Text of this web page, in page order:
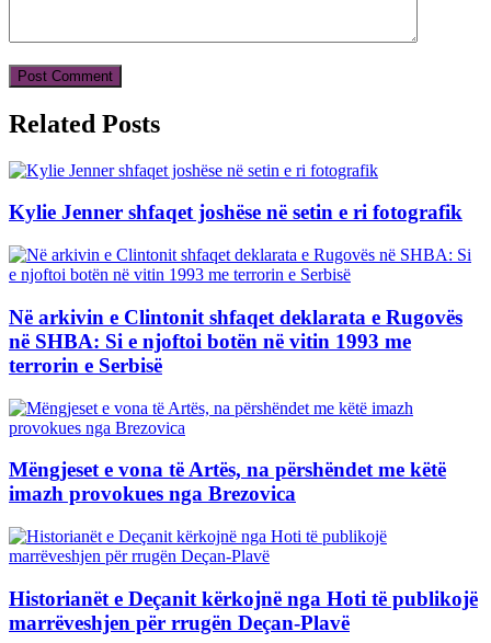
Related Posts
Kylie Jenner shfaqet joshëse në setin e ri fotografik
Në arkivin e Clintonit shfaqet deklarata e Rugovës
në SHBA: Si e njoftoi botën në vitin 1993 me
terrorin e Serbisë
Mëngjeset e vona të Artës, na përshëndet me këtë
imazh provokues nga Brezovica
Historianët e Deçanit kërkojnë nga Hoti të publikojë
marrëveshjen për rrugën Deçan-Plavë